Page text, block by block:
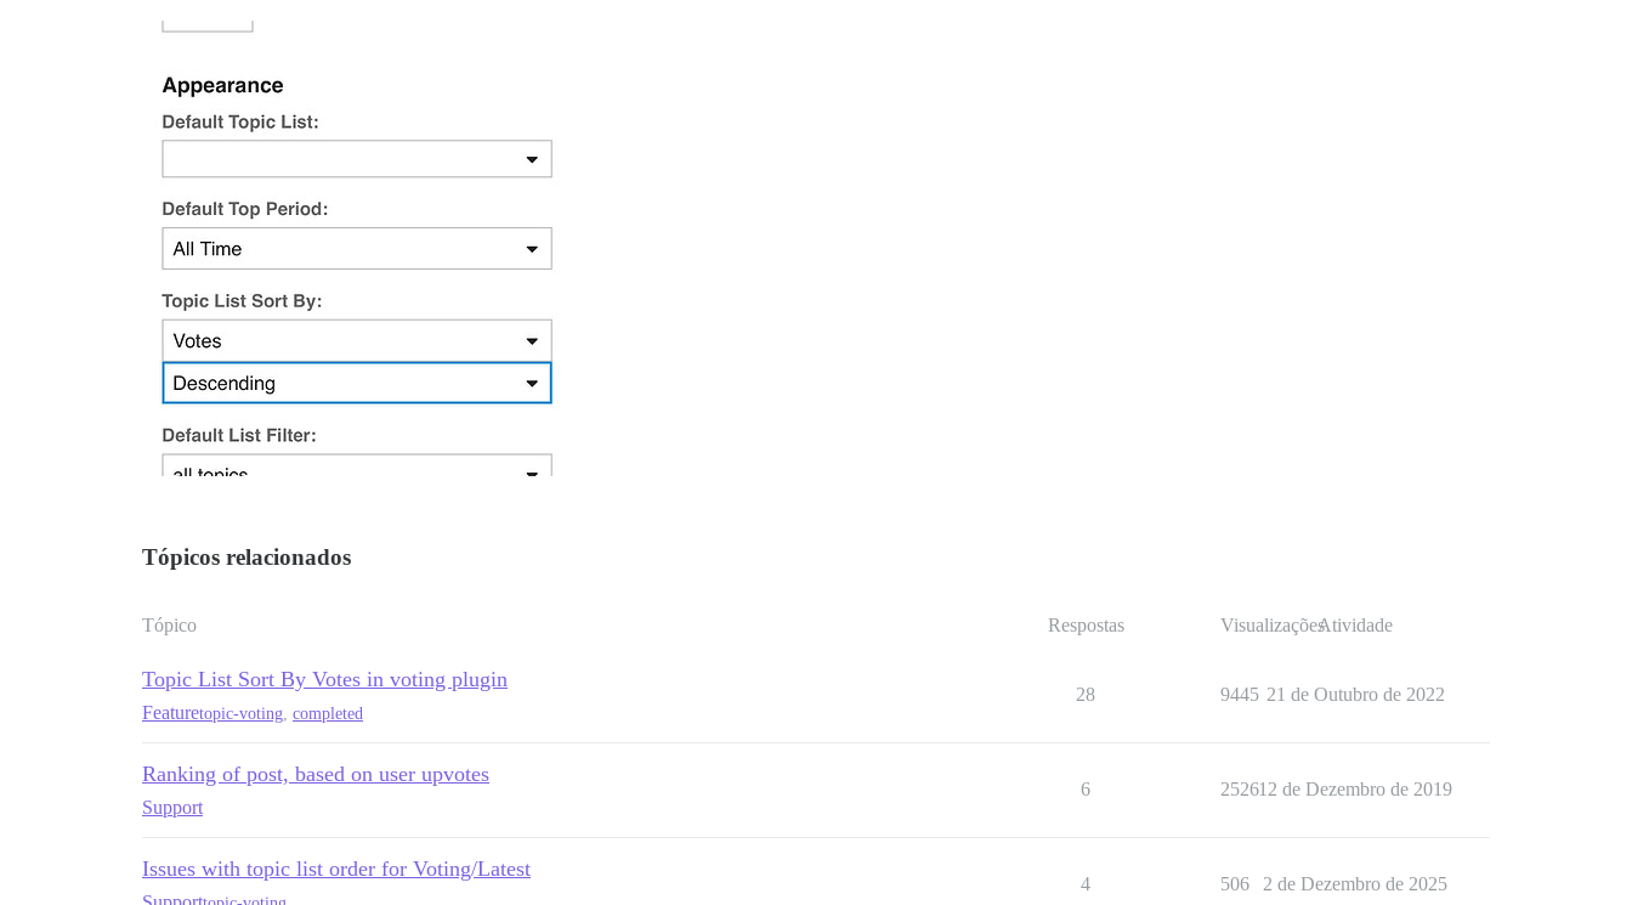
Tópicos relacionados
Tópico Respostas VisualizaçõesAtividade
Topic List Sort By Votes in voting plugin
Featuretopic-voting completed
28 9445 21 de Outubro de 2022
Ranking of post, based on user upvotes
Support
6 252612 de Dezembro de 2019
Issues with topic list order for Voting/Latest
4 506 2 de Dezembro de 2025